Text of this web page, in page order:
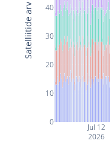
Jul 12
2026
0
10
20
30
40
Satelliitide arv